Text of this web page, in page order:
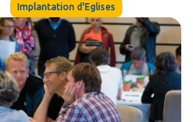
Implantation d'Eglises